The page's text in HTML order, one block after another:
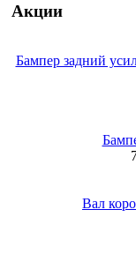
Акции
Бампер задний
Вал